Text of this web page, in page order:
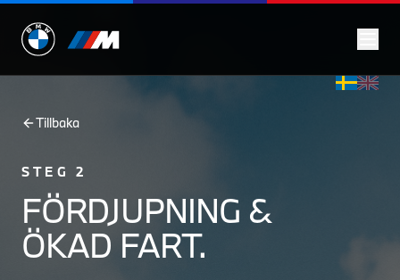
Tillbaka
STEG 2
FÖRDJUPNING &
ÖKAD FART.